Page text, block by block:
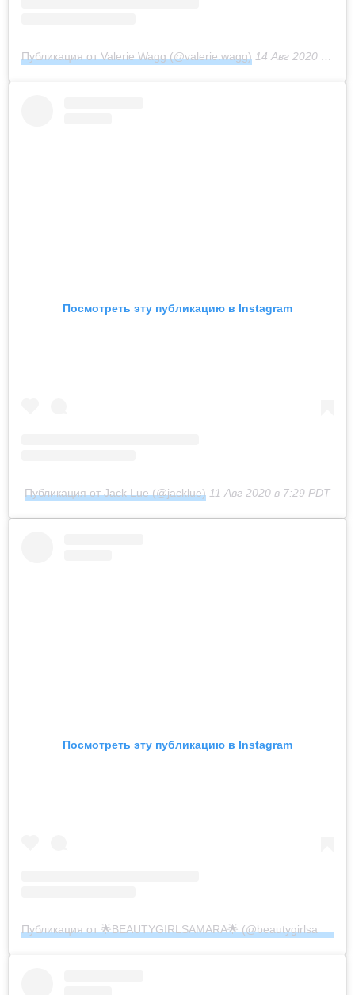
Публикация от Valerie Wagg (@valerie.wagg) 14 Авг 2020 в 1:09 PDT
Посмотреть эту публикацию в Instagram
Публикация от Jack Lue (@jacklue) 11 Авг 2020 в 7:29 PDT
Посмотреть эту публикацию в Instagram
Публикация от 🌟BEAUTYGIRLSAMARA🌟 (@beautygirlsamara)